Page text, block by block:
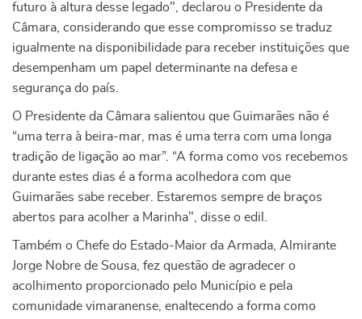
futuro à altura desse legado", declarou o Presidente da
Câmara, considerando que esse compromisso se traduz
igualmente na disponibilidade para receber instituições que
desempenham um papel determinante na defesa e
segurança do país.
O Presidente da Câmara salientou que Guimarães não é
“uma terra à beira-mar, mas é uma terra com uma longa
tradição de ligação ao mar”. “A forma como vos recebemos
durante estes dias é a forma acolhedora com que
Guimarães sabe receber. Estaremos sempre de braços
abertos para acolher a Marinha", disse o edil.
Também o Chefe do Estado-Maior da Armada, Almirante
Jorge Nobre de Sousa, fez questão de agradecer o
acolhimento proporcionado pelo Município e pela
comunidade vimaranense, enaltecendo a forma como